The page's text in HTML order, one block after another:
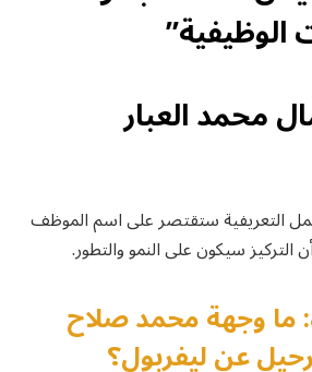
محمد العبار
التعريفية ستقتصر على اسم الموظف
سيكون على النمو والتطور.
ما وجهة محمد صلاح
عن ليفربول؟